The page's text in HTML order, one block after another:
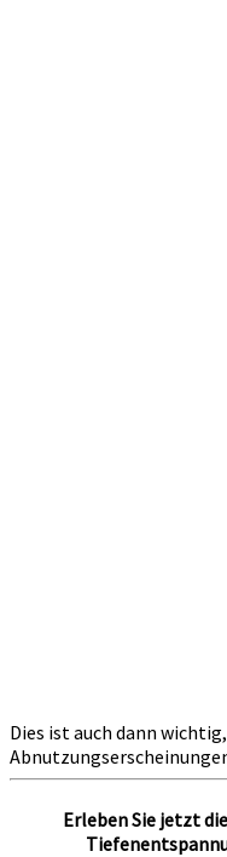
Dies ist auch dann
Erleben Sie jetzt